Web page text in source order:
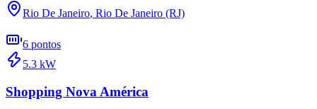
Rio De Janeiro, Rio De Janeiro (RJ)
6 pontos
5.3 kW
Shopping Nova América